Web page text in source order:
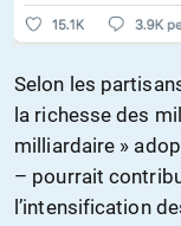
Selon les
la richesse des
milliardaire »
– pourrait
l’intensification